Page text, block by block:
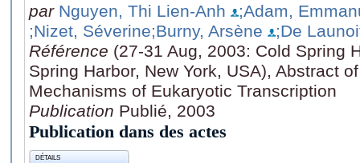
par Nguyen, Thi Lien-Anh
;Adam,
;Nizet, Séverine;Burny, Arsène
;De
Référence (27-31 Aug, 2003: Cold Spring
Spring Harbor, New York, USA), Abstract
Mechanisms of Eukaryotic Transcription
Publication Publié, 2003
Publication dans des actes
DÉTAILS